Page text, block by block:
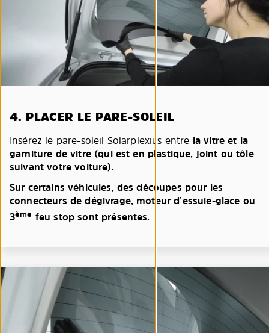
4. PLACER LE PARE-SOLEIL
Insérez le pare-soleil Solarplexius entre la vitre et la
garniture de vitre (qui est en plastique, joint ou tôle
suivant votre voiture).
Sur certains véhicules, des découpes pour les
connecteurs de dégivrage, moteur d’essuie-glace ou
3ème feu stop sont présentes.